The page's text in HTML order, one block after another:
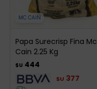
MC CAIN
Papa Surecrisp Fina Mc
Cain 2.25 Kg
$U 444
$U 377